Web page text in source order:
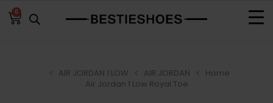
0
Home
AIR JORDAN
AIR JORDAN 1 LOW
Air Jordan 1 Low Royal Toe